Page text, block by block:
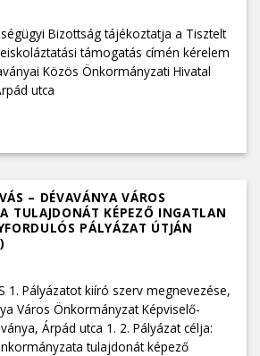
Bizottság tájékoztatja a Tisztelt
támogatás címén kérelem
Közös Önkormányzati Hivatal
utca
– DÉVAVÁNYA VÁROS
TULAJDONÁT KÉPEZŐ INGATLAN
PÁLYÁZAT ÚTJÁN
1. Pályázatot kiíró szerv megnevezése,
Város Önkormányzat Képviselő-
Árpád utca 1. 2. Pályázat célja:
tulajdonát képező